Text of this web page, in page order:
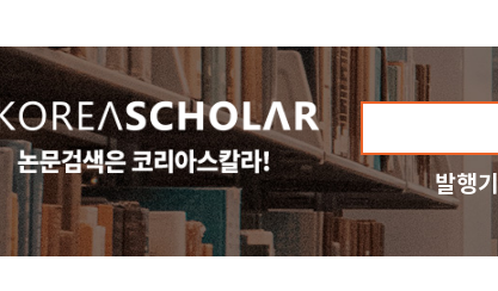
발행